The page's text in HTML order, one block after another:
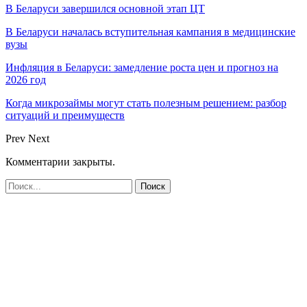
В Беларуси завершился основной этап ЦТ
В Беларуси началась вступительная кампания в медицинские
вузы
Инфляция в Беларуси: замедление роста цен и прогноз на
2026 год
Когда микрозаймы могут стать полезным решением: разбор
ситуаций и преимуществ
Prev Next
Комментарии закрыты.